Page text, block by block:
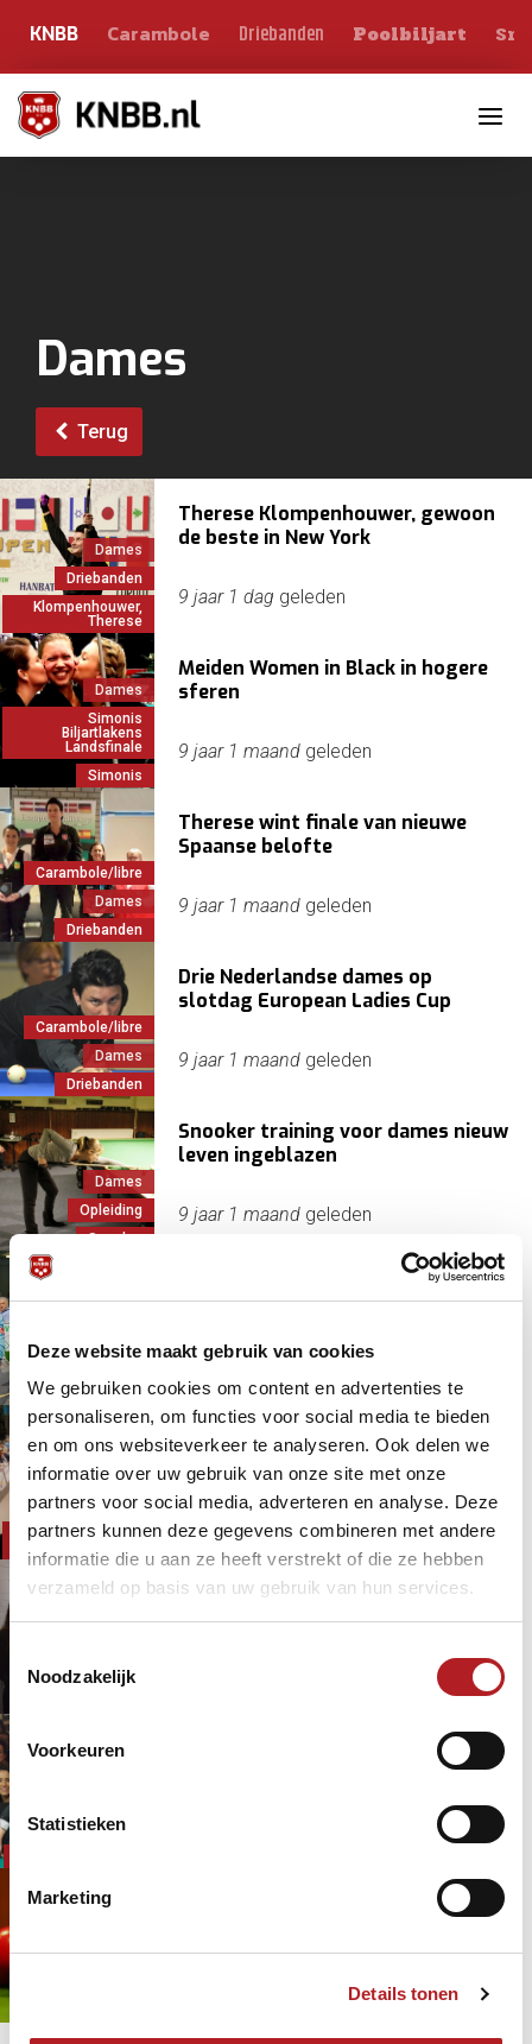
Deze website maakt gebruik van cookies
We gebruiken cookies om content en advertenties te
personaliseren, om functies voor social media te bieden
en om ons websiteverkeer te analyseren. Ook delen we
informatie over uw gebruik van onze site met onze
partners voor social media, adverteren en analyse. Deze
partners kunnen deze gegevens combineren met andere
informatie die u aan ze heeft verstrekt of die ze hebben
verzameld op basis van uw gebruik van hun services.
Noodzakelijk
Voorkeuren
Statistieken
Marketing
Details tonen
KNBB Carambole Driebanden Poolbiljart
Dames
Terug
Dames
Driebanden
Klompenhouwer,
Therese
Therese Klompenhouwer, gewoon
de beste in New York
9 jaar 1 dag geleden
Dames
Simonis
Biljartlakens
Landsfinale
Simonis
Meiden Women in Black in hogere
sferen
9 jaar 1 maand geleden
Carambole/libre
Dames
Driebanden
Therese wint finale van nieuwe
Spaanse belofte
9 jaar 1 maand geleden
Carambole/libre
Dames
Driebanden
Drie Nederlandse dames op
slotdag European Ladies Cup
9 jaar 1 maand geleden
Dames
Opleiding
Snooker
Snooker training voor dames nieuw
leven ingeblazen
9 jaar 1 maand geleden
WK
wereldtitel over van Therese
9 jaar 2 maanden
Dames
Driebanden
Klompenhouwer,
Therese Klompenhouwer is
wereldtitel kwijt
9 jaar 2 maandengeleden
Dames
Micha Beuriot prolongeert titel NK
Snooker Dames
Dames
Eerste NK Driebanden Klein voor
Dames
Senioren, dames, junioren en
geleden